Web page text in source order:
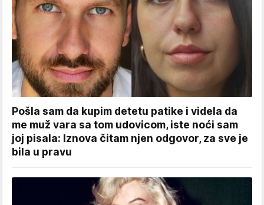
Pošla sam da kupim detetu patike i videla da
me muž vara sa tom udovicom, iste noći sam
joj pisala: Iznova čitam njen odgovor, za sve je
bila u pravu